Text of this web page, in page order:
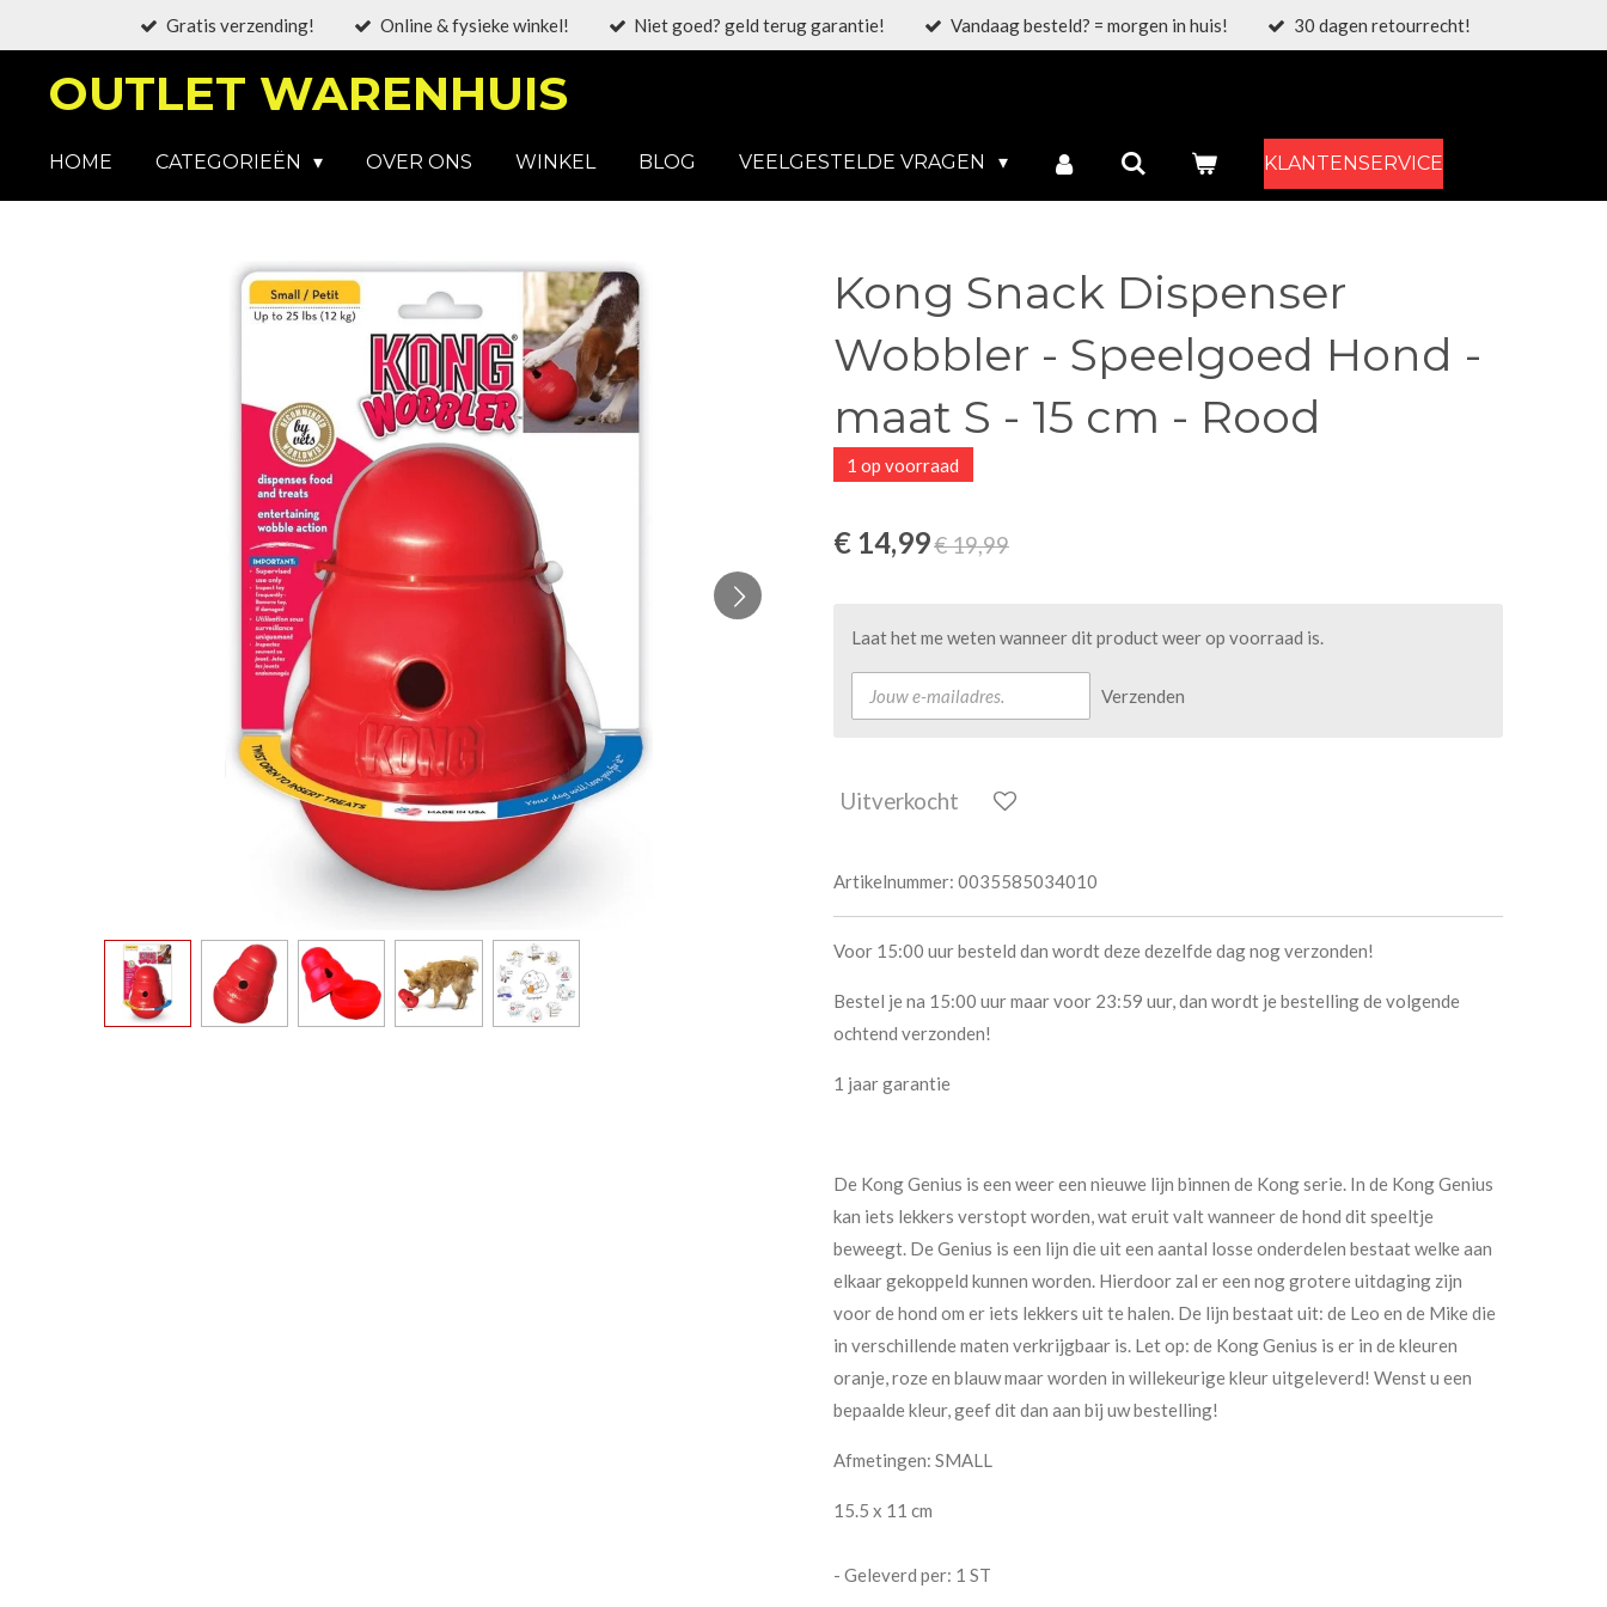
hoofdinhoud
Gratis verzending! Online & fysieke winkel! Niet goed? geld terug garantie! Vandaag besteld? = morgen in huis! 30 dagen retourrecht!
OUTLET WARENHUIS
HOME CATEGORIEËN OVER ONS WINKEL BLOG VEELGESTELDE VRAGEN KLANTENSERVICE
Kong Snack Dispenser
Wobbler - Speelgoed Hond -
maat S - 15 cm - Rood
1 op voorraad
€ 14,99€ 19,99
Laat het me weten wanneer dit product weer op voorraad is.
Verzenden
Uitverkocht
Artikelnummer: 0035585034010
Voor 15:00 uur besteld dan wordt deze dezelfde dag nog verzonden!
Bestel je na 15:00 uur maar voor 23:59 uur, dan wordt je bestelling de volgende
ochtend verzonden!
1 jaar garantie
De Kong Genius is een weer een nieuwe lijn binnen de Kong serie. In de Kong Genius
kan iets lekkers verstopt worden, wat eruit valt wanneer de hond dit speeltje
beweegt. De Genius is een lijn die uit een aantal losse onderdelen bestaat welke aan
elkaar gekoppeld kunnen worden. Hierdoor zal er een nog grotere uitdaging zijn
voor de hond om er iets lekkers uit te halen. De lijn bestaat uit: de Leo en de Mike die
in verschillende maten verkrijgbaar is. Let op: de Kong Genius is er in de kleuren
oranje, roze en blauw maar worden in willekeurige kleur uitgeleverd! Wenst u een
bepaalde kleur, geef dit dan aan bij uw bestelling!
Afmetingen: SMALL
15.5 x 11 cm
- Geleverd per: 1 ST